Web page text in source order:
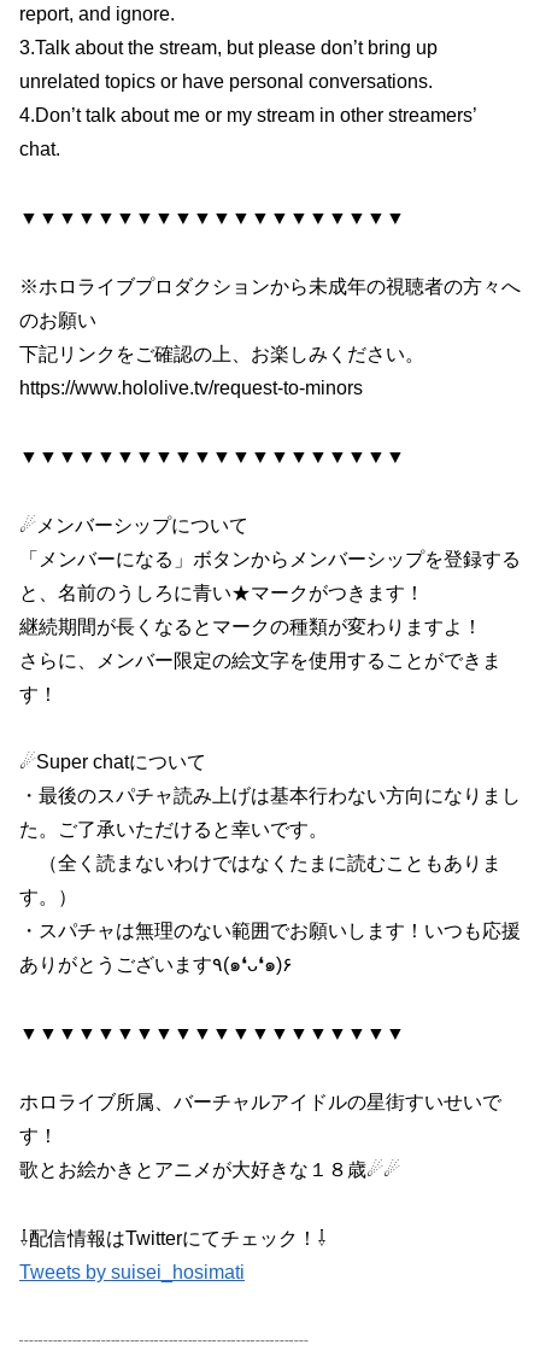
report, and ignore.
3.Talk about the stream, but please don’t bring up
unrelated topics or have personal conversations.
4.Don’t talk about me or my stream in other streamers’
chat.
▼▼▼▼▼▼▼▼▼▼▼▼▼▼▼▼▼▼▼▼
※ホロライブプロダクションから未成年の視聴者の方々へ
のお願い
下記リンクをご確認の上、お楽しみください。
https://www.hololive.tv/request-to-minors
▼▼▼▼▼▼▼▼▼▼▼▼▼▼▼▼▼▼▼▼
☄メンバーシップについて
「メンバーになる」ボタンからメンバーシップを登録する
と、名前のうしろに青い★マークがつきます！
継続期間が長くなるとマークの種類が変わりますよ！
さらに、メンバー限定の絵文字を使用することができま
す！
☄Super chatについて
・最後のスパチャ読み上げは基本行わない方向になりまし
た。ご了承いただけると幸いです。
（全く読まないわけではなくたまに読むこともありま
す。）
・スパチャは無理のない範囲でお願いします！いつも応援
ありがとうございます٩(๑❛ᴗ❛๑)۶
▼▼▼▼▼▼▼▼▼▼▼▼▼▼▼▼▼▼▼▼
ホロライブ所属、バーチャルアイドルの星街すいせいで
す！
歌とお絵かきとアニメが大好きな１８歳☄☄
⇩配信情報はTwitterにてチェック！⇩
Tweets by suisei_hosimati
┈┈┈┈┈┈┈┈┈┈┈┈┈┈┈